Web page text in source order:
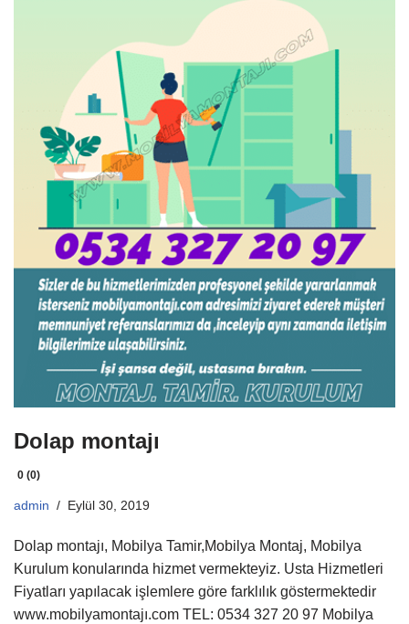
Dolap montajı
0 (0)
admin Eylül 30, 2019
Dolap montajı, Mobilya Tamir,Mobilya Montaj, Mobilya
Kurulum konularında hizmet vermekteyiz. Usta Hizmetleri
Fiyatları yapılacak işlemlere göre farklılık göstermektedir
www.mobilyamontajı.com TEL: 0534 327 20 97 Mobilya